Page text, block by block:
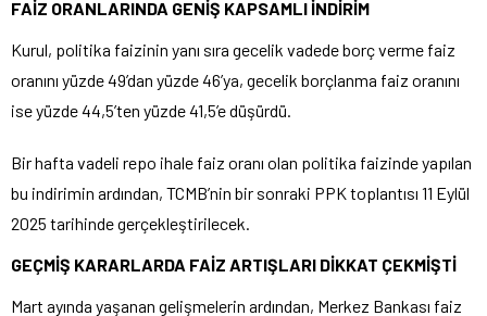
FAİZ ORANLARINDA GENİŞ KAPSAMLI İNDİRİM
Kurul, politika faizinin yanı sıra gecelik vadede borç verme faiz
oranını yüzde 49’dan yüzde 46’ya, gecelik borçlanma faiz oranını
ise yüzde 44,5’ten yüzde 41,5’e düşürdü.
Bir hafta vadeli repo ihale faiz oranı olan politika faizinde yapılan
bu indirimin ardından, TCMB’nin bir sonraki PPK toplantısı 11 Eylül
2025 tarihinde gerçekleştirilecek.
GEÇMİŞ KARARLARDA FAİZ ARTIŞLARI DİKKAT ÇEKMİŞTİ
Mart ayında yaşanan gelişmelerin ardından, Merkez Bankası faiz